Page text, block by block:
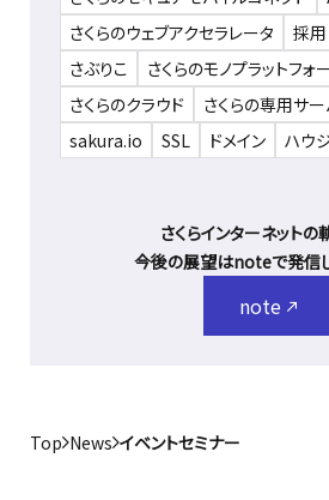
さくらのウェブアクセラレータ
採用
さぶりこ
さくらのモノプラットフォ
さくらのクラウド
さくらの専用サ
sakura.io
SSL ドメイン ハウ
さくらインターネットの
今後の展望はnoteで発信し
note
Top News イベントセミナー